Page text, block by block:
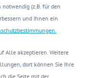
(z.B. für den
und Ihnen ein
Alle akzeptieren. Weitere
dort können Sie Ihre
die Seite mit der